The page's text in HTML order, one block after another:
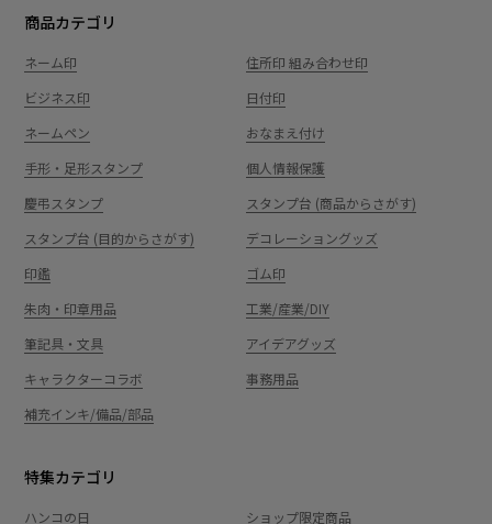
商品カテゴリ
ネーム印
住所印 組み合わせ印
ビジネス印
日付印
ネームペン
おなまえ付け
手形・足形スタンプ
個人情報保護
慶弔スタンプ
スタンプ台 (商品からさがす)
スタンプ台 (目的からさがす)
デコレーショングッズ
印鑑
ゴム印
朱肉・印章用品
工業/産業/DIY
筆記具・文具
アイデアグッズ
キャラクターコラボ
事務用品
補充インキ/備品/部品
特集カテゴリ
ハンコの日 ショップ限定商品